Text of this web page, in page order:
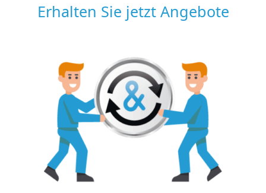
Erhalten Sie jetzt Angebote